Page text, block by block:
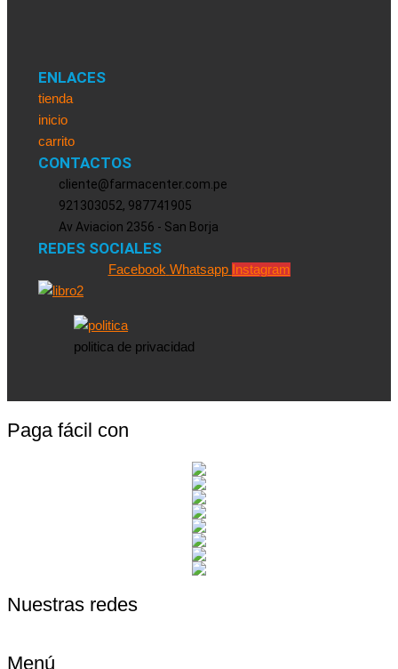
ENLACES
tienda
inicio
carrito
CONTACTOS
cliente@farmacenter.com.pe
921303052, 987741905
Av Aviacion 2356 - San Borja
REDES SOCIALES
Facebook Whatsapp Instagram
politica de privacidad
Paga fácil con
Nuestras redes
Menú